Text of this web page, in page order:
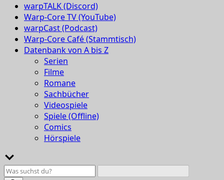
warpTALK (Discord)
Warp-Core TV (YouTube)
warpCast (Podcast)
Warp-Core Café (Stammtisch)
Datenbank von A bis Z
Serien
Filme
Romane
Sachbücher
Videospiele
Spiele (Offline)
Comics
Hörspiele